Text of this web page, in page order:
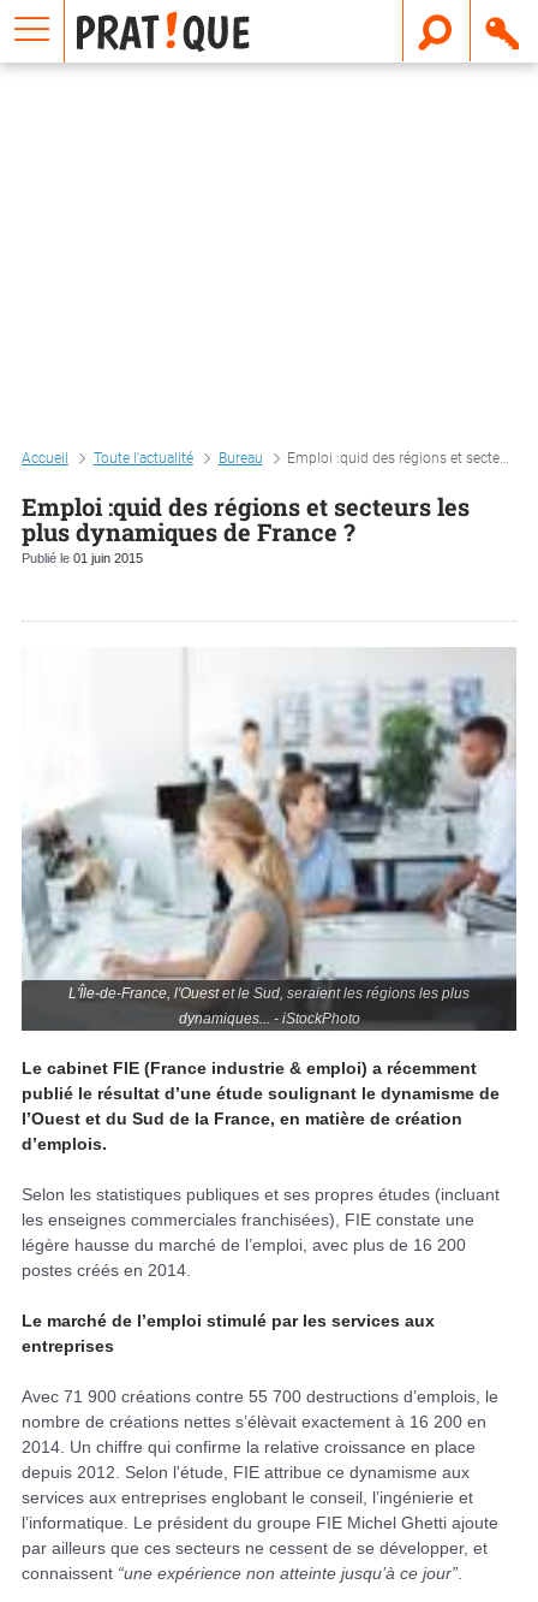
Accueil Toute l'actualité Bureau Emploi :quid des régions et secteurs les plus dynamiques de france ?
Emploi :quid des régions et secteurs les
plus dynamiques de France ?
Publié le 01 juin 2015
L'Île-de-France, l'Ouest et le Sud, seraient les régions les plus
dynamiques... - iStockPhoto
Le cabinet FIE (France industrie & emploi) a récemment
publié le résultat d’une étude soulignant le dynamisme de
l’Ouest et du Sud de la France, en matière de création
d’emplois.
Selon les statistiques publiques et ses propres études (incluant
les enseignes commerciales franchisées), FIE constate une
légère hausse du marché de l’emploi, avec plus de 16 200
postes créés en 2014.
Le marché de l’emploi stimulé par les services aux
entreprises
Avec 71 900 créations contre 55 700 destructions d’emplois, le
nombre de créations nettes s’élèvait exactement à 16 200 en
2014. Un chiffre qui confirme la relative croissance en place
depuis 2012. Selon l'étude, FIE attribue ce dynamisme aux
services aux entreprises englobant le conseil, l’ingénierie et
l’informatique. Le président du groupe FIE Michel Ghetti ajoute
par ailleurs que ces secteurs ne cessent de se développer, et
connaissent “une expérience non atteinte jusqu’à ce jour”
E
m
a